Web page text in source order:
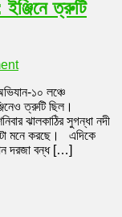
ত্রুটি
on
অভিযান-১০
লঞ্চে
অগ্নিকাণ্ড
:
ইঞ্জিনে
১০ লঞ্চে
ত্রুটি ছিল।
ঝালকাঠির সুগন্ধা নদী
মনে করছে। এদিকে
দরজা বন্ধ […]